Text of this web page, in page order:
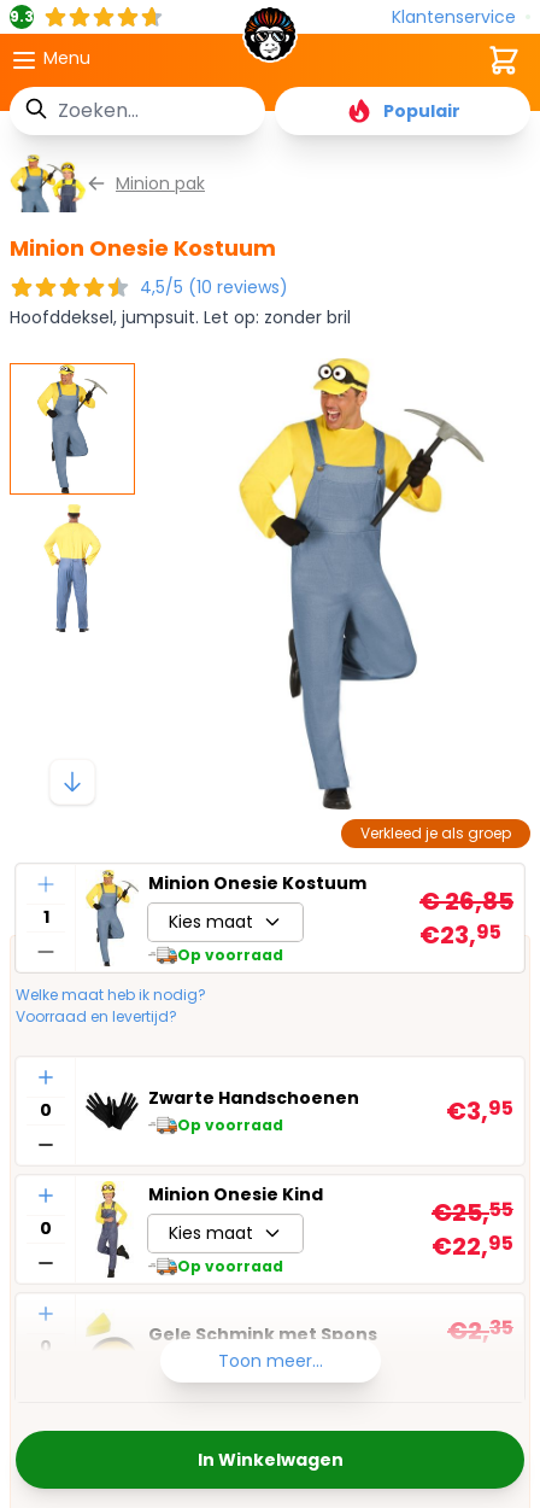
9.3
Klantenservice
Menu
Zoek
Populair
Cart
Minion pak
Minion Onesie Kostuum
4,5/5 (10 reviews)
Hoofddeksel, jumpsuit. Let op: zonder bril
Verkleed je als groep
Aantal
Minion Onesie Kostuum
Kies maat
Op voorraad
€ 26,85
€23,95
Welke maat heb ik nodig?
Voorraad en levertijd?
Aantal
Zwarte Handschoenen
Op voorraad €3,95
Aantal
Minion Onesie Kind
Kies maat
Op voorraad
€25,55
€22,95
Aantal
Gele Schmink met Spons
Op voorraad
€2,35
Toon meer...
In Winkelwagen